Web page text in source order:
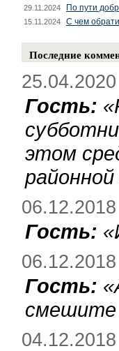
29.11.2024 По пути
15.11.2024 С чем
Последние
Гость: «
этом
Гость: «
Гость: «
смешите